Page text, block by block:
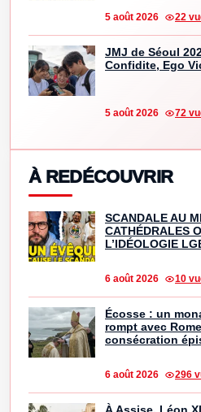
5 août 2026 22
JMJ de Séoul
Confidite, Ego
5 août 2026 72
À REDÉCOUVRIR
SCANDALE AU
CATHÉDRALES
L’IDÉOLOGIE
6 août 2026 10
Écosse : un
rompt avec
consécration
6 août 2026 296